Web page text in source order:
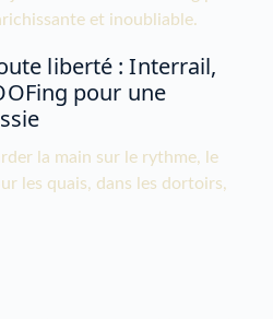
liberté : Interrail,
pour une
la main sur le rythme, le
les quais, dans les dortoirs,